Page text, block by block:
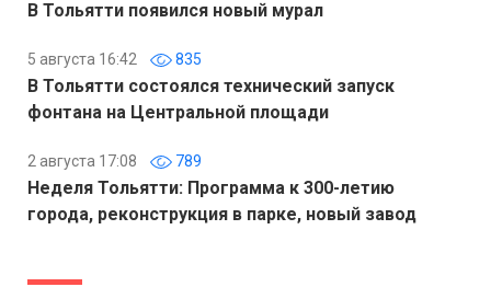
В Тольятти появился новый мурал
5 августа 16:42 835
В Тольятти состоялся технический запуск
фонтана на Центральной площади
2 августа 17:08 789
Неделя Тольятти: Программа к 300-летию
города, реконструкция в парке, новый завод